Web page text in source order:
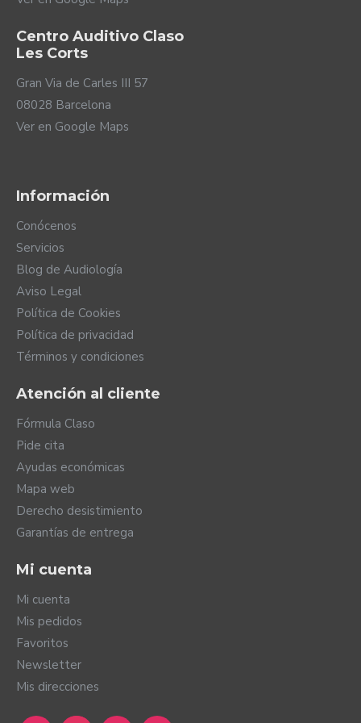
Centro Auditivo Claso
Les Corts
Gran Via de Carles III 57
08028 Barcelona
Ver en Google Maps
Información
Conócenos
Servicios
Blog de Audiología
Aviso Legal
Política de Cookies
Política de privacidad
Términos y condiciones
Atención al cliente
Fórmula Claso
Pide cita
Ayudas económicas
Mapa web
Derecho desistimiento
Garantías de entrega
Mi cuenta
Mi cuenta
Mis pedidos
Favoritos
Newsletter
Mis direcciones